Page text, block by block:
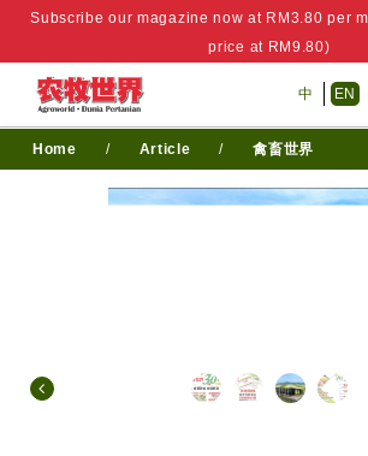
Subscribe our magazine now at RM3.80 per
price at RM9.80)
中 EN
Home / Article / 禽畜世界